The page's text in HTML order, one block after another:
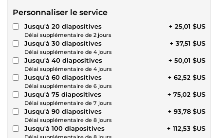
Personnaliser le service
Jusqu'à 20 diapositives
Délai supplémentaire de 2 jours
+ 25,01 $US
Jusqu'à 30 diapositives
Délai supplémentaire de 4 jours
+ 37,51 $US
Jusqu'à 40 diapositives
Délai supplémentaire de 4 jours
+ 50,01 $US
Jusqu'à 60 diapositives
Délai supplémentaire de 6 jours
+ 62,52 $US
Jusqu'à 75 diapositives
Délai supplémentaire de 7 jours
+ 75,02 $US
Jusqu'à 90 diapositives
Délai supplémentaire de 8 jours
+ 93,78 $US
Jusqu'à 100 diapositives + 112,53 $US